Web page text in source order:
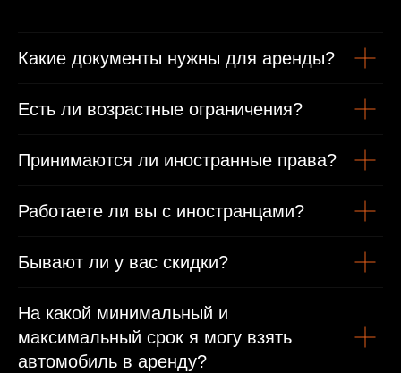
Возраст от 21 года
Гражданам РФ
Гражданский паспорт
Водительское удостоверение
Иностранным гражданам
Паспорт
Какие документы нужны для аренды?
Есть ли возрастные ограничения?
Принимаются ли иностранные права?
Работаете ли вы с иностранцами?
Бывают ли у вас скидки?
На какой минимальный и
максимальный срок я могу взять
автомобиль в аренду?